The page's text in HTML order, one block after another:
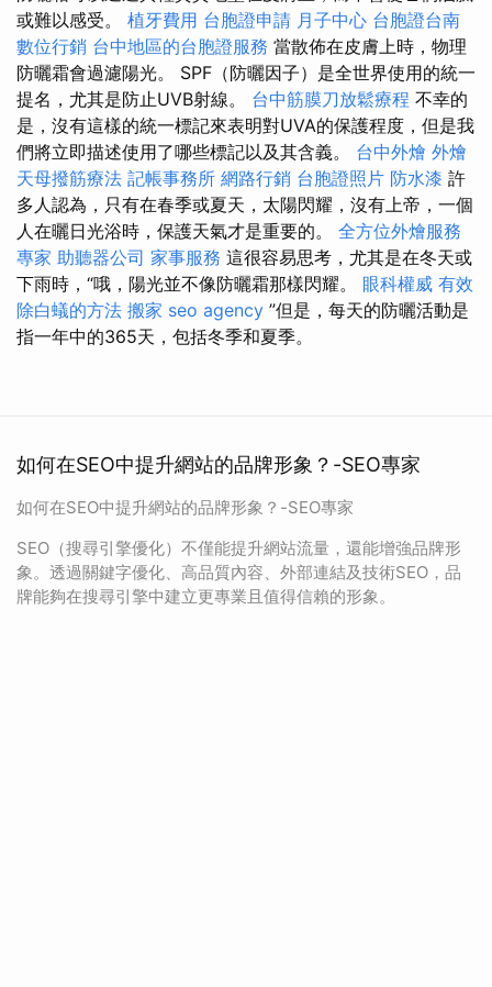
或難以感受。 植牙費用 台胞證申請 月子中心 台胞證台南
數位行銷 台中地區的台胞證服務 當散佈在皮膚上時，物理
防曬霜會過濾陽光。 SPF（防曬因子）是全世界使用的統一
提名，尤其是防止UVB射線。 台中筋膜刀放鬆療程 不幸的
是，沒有這樣的統一標記來表明對UVA的保護程度，但是我
們將立即描述使用了哪些標記以及其含義。 台中外燴 外燴
天母撥筋療法 記帳事務所 網路行銷 台胞證照片 防水漆 許
多人認為，只有在春季或夏天，太陽閃耀，沒有上帝，一個
人在曬日光浴時，保護天氣才是重要的。 全方位外燴服務
專家 助聽器公司 家事服務 這很容易思考，尤其是在冬天或
下雨時，“哦，陽光並不像防曬霜那樣閃耀。 眼科權威 有效
除白蟻的方法 搬家 seo agency ”但是，每天的防曬活動是
指一年中的365天，包括冬季和夏季。
如何在SEO中提升網站的品牌形象？-SEO專家
如何在SEO中提升網站的品牌形象？-SEO專家
SEO（搜尋引擎優化）不僅能提升網站流量，還能增強品牌形
象。透過關鍵字優化、高品質內容、外部連結及技術SEO，品
牌能夠在搜尋引擎中建立更專業且值得信賴的形象。